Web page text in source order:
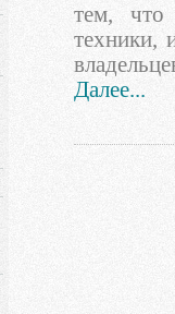
тем, что
техники,
Далее...